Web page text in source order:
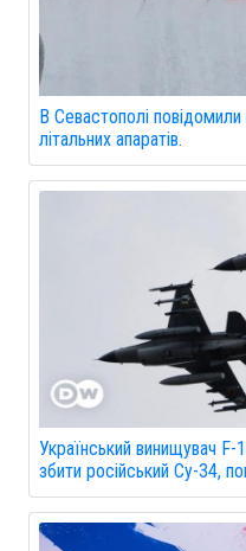
В Севастополі
літальних апаратів.
Український винищувач
збити російський Су-34,